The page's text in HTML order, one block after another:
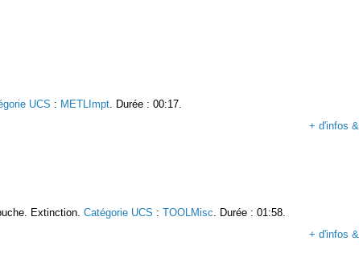
UCS : METLImpt . Durée : 00:17.
+ d'infos &
Extinction. Catégorie UCS : TOOLMisc . Durée : 01:58.
+ d'infos &